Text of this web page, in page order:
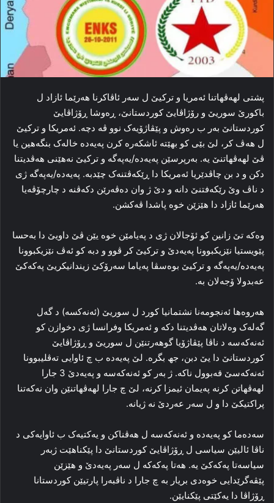
پشتی لهه‌ڤهاتنا ئەمریا و ترکیێ ل سەر ئاڤاكرنا ھەرێما ئازاد ل
باكورێ سوریێ و رۆژاڤایێ كوردستانێ، ڕه‌وشا ڕۆژاڤایێ
کوردستانێ به‌ر ب رەوش و پێڤاژۆیه‌ک نوو ڤه‌ دچه‌. ئەمریكا و ترکیێ
ل هه‌ڤ کر، لێ بێی کو بھێتە ئاشکه‌ره‌ کرن پەیەدە خاله‌ک بنگه‌هین یا
ڤێ لهه‌ڤهاتنێ یه‌. به‌رپرسێن پەیەدە/یەپەگە و ترکیێ نه‌هێنی هه‌ڤدیتنا
دکن و د بن چاڤدێریا ئەمریكا دا ڕێکه‌ڤتنه‌ک چێدبه‌. پەیەدە/یەپەگە ژی
د ناڤ وێ رێكەفتنێ دانە و دێ ژ وان دەڤەرێن دكەڤنە د چارچۆڤەیا
ھەرێما ئازاد دا ھێزێن خوە پاشدا ڤەكشن.
وەكە تێ زانین کو ئۆجالان ژی د په‌یامێن خوه‌ یێن ڤێ داویێ دا به‌حسا
پێویستیا نێزیکبوونا پەیەدێ و ترکیێ كر ڤوو و دبە كو ئەڤ نێزیكبوونا
پەیەدە/یەپەگە و تركیێ بوەسڤا پەیاما سەرۆكێ زیندانیكریێ پەكەكێ
عەبدولا ۆجەلان بە.
هه‌روه‌ها ئەنجومەنا نشتمانیا كورد ل سوریێ (ئه‌نەکسە) د گه‌ل
گه‌له‌ک وه‌لاتان هه‌ڤدیتنا دکه‌ و ئەمریكا وفرانسا ژی دخوازن كو
ئەنەكەسە د ناڤا پێڤاژۆیا گوهه‌رتنێن ل سوریێ و ڕۆژاڤایێ
کوردستانێ دا یێ دبن، جھ بگره‌. لێ پەیەدە ب چ ئاوایی ته‌ڤلیبوونا
ئه‌نەکەسێ قه‌بوول ناکه‌. ژ به‌ر کو ئه‌نەکەسە و پەیەدێ 3 جارا
لهه‌ڤهاتن کرنه‌ په‌یمان ئیمزا کرنه‌، لێ چ جارا لهه‌ڤهاتنێن وان نه‌که‌تنا
پراکتیکێ دا و ل سه‌ر عه‌ردێ نه‌ ژیانه‌.
سه‌ده‌ما کو پەیەدە و ئه‌نەکەسە ل هه‌ڤناکن و یه‌کتیه‌ک ب ئاوایه‌کی د
ناڤا ئالیێن سیاسی ل ڕۆژاڤایێ کوردستانێ دا پێكناھێت ژبەر
سیاسه‌تا پەکەکێ یه‌. هه‌تا پەکەکە ل سه‌ر پەیەدێ و هێزێن
پێڤه‌گرێدایی خوه‌دی بریار به‌ چ جارا د ناڤبه‌را پارتیێن کوردستانا
ڕۆژاڤا دا یه‌کێتی پێکنایێن.